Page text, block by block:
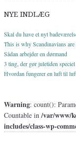
NYE INDLÆG
Skal du have et nyt
This is why Scandinavians
Sådan arbejder en dørmand
3 ting, der gør juletiden speciel
Hvordan fungerer en luft til
Warning: count():
Countable in/var/www/
includes/class-wp-